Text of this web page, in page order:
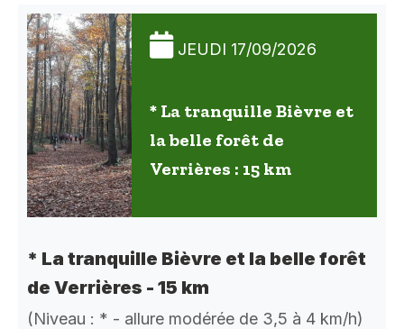
JEUDI 17/09/2026
* La tranquille Bièvre et
la belle forêt de
Verrières : 15 km
* La tranquille Bièvre et la belle forêt
de Verrières - 15 km
(Niveau : * - allure modérée de 3,5 à 4 km/h)